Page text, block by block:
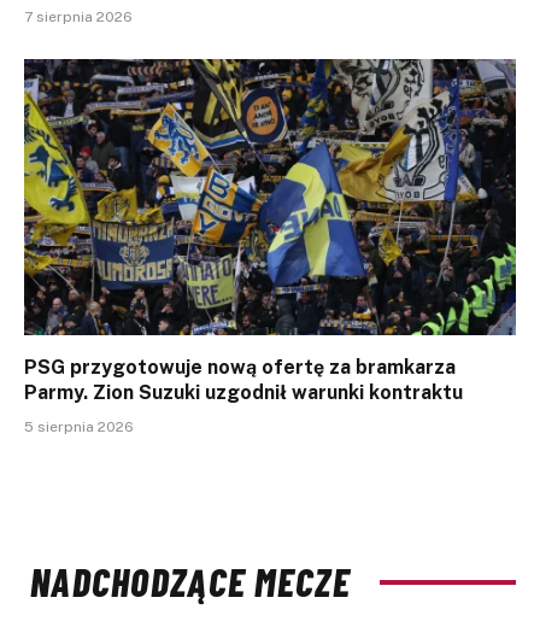
7 sierpnia 2026
PSG przygotowuje nową ofertę za bramkarza
Parmy. Zion Suzuki uzgodnił warunki kontraktu
5 sierpnia 2026
NADCHODZĄCE MECZE